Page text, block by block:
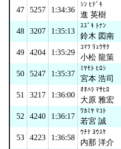
47
5257 1:34:36
ｼﾝ ﾋﾃﾞｷ
進 英樹
48
3207 1:35:13
ｽｽﾞｷ ﾄﾅﾝ
鈴木 図南
49
4204 1:35:29
ｺﾏﾂ ﾘｭｳｻｸ
小松 龍策
50
5247 1:35:37
ﾐﾔﾓﾄ ﾋﾛｼ
宮本 浩司
51
3217 1:36:00
ｵｵﾊﾗ ﾏｻﾋﾛ
大原 雅宏
52
4240 1:36:17
ﾜｶﾐﾔ ﾏｺﾄ
若宮 誠
53
4223 1:36:58
ｳﾁﾅ ﾖｳｽｹ
内那 洋介